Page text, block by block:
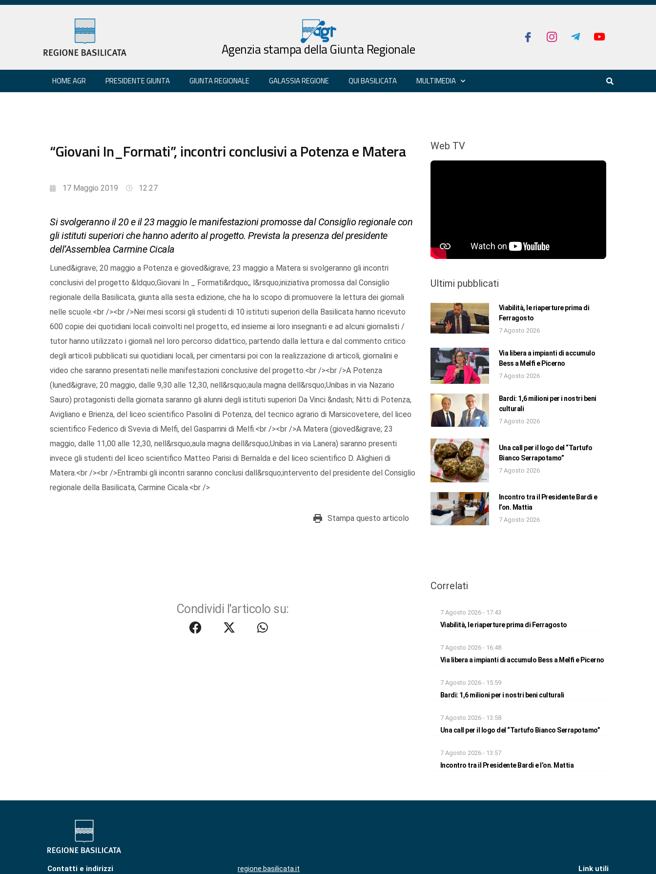
Agenzia stampa della Giunta Regionale
HOME AGR PRESIDENTE GIUNTA GIUNTA REGIONALE GALASSIA REGIONE QUI BASILICATA MULTIMEDIA
“Giovani In_Formati”, incontri conclusivi a Potenza e Matera
17 Maggio 2019 12:27
Si svolgeranno il 20 e il 23 maggio le manifestazioni promosse dal Consiglio regionale con
gli istituti superiori che hanno aderito al progetto. Prevista la presenza del presidente
dell’Assemblea Carmine Cicala
Luned&igrave; 20 maggio a Potenza e gioved&igrave; 23 maggio a Matera si svolgeranno gli incontri
conclusivi del progetto &ldquo;Giovani In _ Formati&rdquo;, l&rsquo;iniziativa promossa dal Consiglio
regionale della Basilicata, giunta alla sesta edizione, che ha lo scopo di promuovere la lettura dei giornali
nelle scuole.<br /><br />Nei mesi scorsi gli studenti di 10 istituti superiori della Basilicata hanno ricevuto
600 copie dei quotidiani locali coinvolti nel progetto, ed insieme ai loro insegnanti e ad alcuni giornalisti /
tutor hanno utilizzato i giornali nel loro percorso didattico, partendo dalla lettura e dal commento critico
degli articoli pubblicati sui quotidiani locali, per cimentarsi poi con la realizzazione di articoli, giornalini e
video che saranno presentati nelle manifestazioni conclusive del progetto.<br /><br />A Potenza
(luned&igrave; 20 maggio, dalle 9,30 alle 12,30, nell&rsquo;aula magna dell&rsquo;Unibas in via Nazario
Sauro) protagonisti della giornata saranno gli alunni degli istituti superiori Da Vinci &ndash; Nitti di Potenza,
Avigliano e Brienza, del liceo scientifico Pasolini di Potenza, del tecnico agrario di Marsicovetere, del liceo
scientifico Federico di Svevia di Melfi, del Gasparrini di Melfi.<br /><br />A Matera (gioved&igrave; 23
maggio, dalle 11,00 alle 12,30, nell&rsquo;aula magna dell&rsquo;Unibas in via Lanera) saranno presenti
invece gli studenti del liceo scientifico Matteo Parisi di Bernalda e del liceo scientifico D. Alighieri di
Matera.<br /><br />Entrambi gli incontri saranno conclusi dall&rsquo;intervento del presidente del Consiglio
regionale della Basilicata, Carmine Cicala.<br />
Stampa questo articolo
Condividi l'articolo su:
Web TV
Ultimi pubblicati
Viabilità, le riaperture prima di
Ferragosto
7 Agosto 2026
Via libera a impianti di accumulo
Bess a Melfi e Picerno
7 Agosto 2026
Bardi: 1,6 milioni per i nostri beni
culturali
7 Agosto 2026
Una call per il logo del “Tartufo
Bianco Serrapotamo”
7 Agosto 2026
Incontro tra il Presidente Bardi e
l’on. Mattia
7 Agosto 2026
Correlati
7 Agosto 2026 - 17:43
Viabilità, le riaperture prima di Ferragosto
7 Agosto 2026 - 16:48
Via libera a impianti di accumulo Bess a Melfi e Picerno
7 Agosto 2026 - 15:59
Bardi: 1,6 milioni per i nostri beni culturali
7 Agosto 2026 - 13:58
Una call per il logo del “Tartufo Bianco Serrapotamo”
7 Agosto 2026 - 13:57
Incontro tra il Presidente Bardi e l’on. Mattia
Contatti e indirizzi regione.basilicata.it Link utili